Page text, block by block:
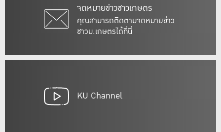
จดหมายข่าวชาวเกษตร
คุณสามารถติดตามจดหมายข่าว
ชาวม.เกษตรได้ที่นี่
KU Channel